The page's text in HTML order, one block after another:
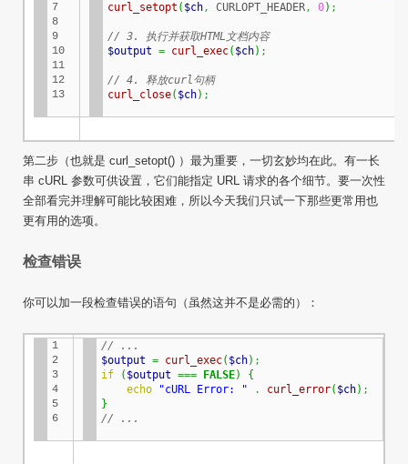
7
8
9
10
11
12
13
curl_setopt ( $ch, CURLOPT_HEADER, 0) ;
// 3. 执行并获取HTML文档内容
$output = curl_exec( $ch) ;
// 4. 释放curl句柄
curl_close( $ch) ;
第二步（也就是 curl_setopt() ）最为重要，一切玄妙均在此。有一长
串 cURL 参数可供设置，它们能指定 URL 请求的各个细节。要一次性
全部看完并理解可能比较困难，所以今天我们只试一下那些更常用也
更有用的选项。
检查错误
你可以加一段检查错误的语句（虽然这并不是必需的）：
1
2
3
4
5
6
// ...
$output = curl_exec( $ch) ;
if
( $output === FALSE)
{
echo
"cURL Error: " . curl_error( $ch) ;
}
// ...